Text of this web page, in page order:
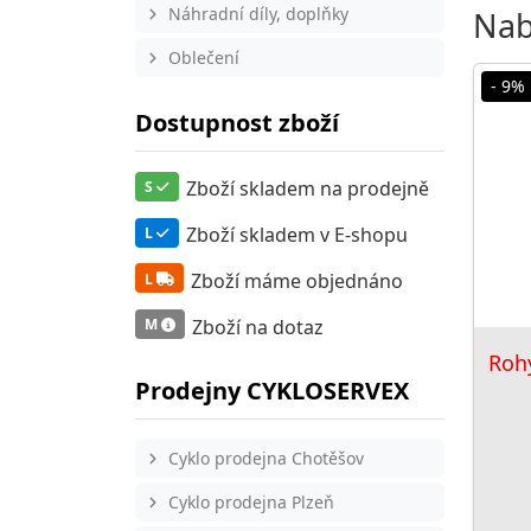
Náhradní díly, doplňky
Oblečení
Dostupnost zboží
S Zboží skladem na prodejně
L Zboží skladem v E-shopu
L Zboží máme objednáno
M Zboží na dotaz
Prodejny CYKLOSERVEX
Cyklo prodejna Chotěšov
Cyklo prodejna Plzeň
- 9%